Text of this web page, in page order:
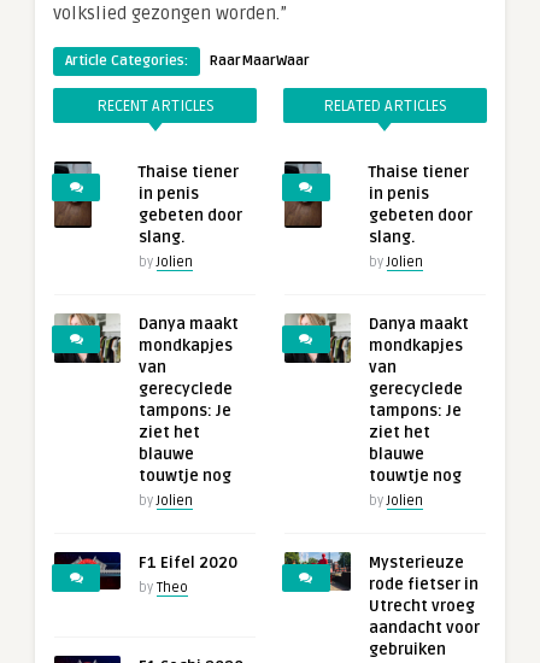
volkslied gezongen worden.”
Article Categories: RaarMaarWaar
RECENT ARTICLES
Thaise tiener
in penis
gebeten door
slang.
byJolien
Danya maakt
mondkapjes
van
gerecyclede
tampons: Je
ziet het
blauwe
touwtje nog
byJolien
F1 Eifel 2020
by Theo
RELATED ARTICLES
Thaise tiener
in penis
gebeten door
slang.
byJolien
Danya maakt
mondkapjes
van
gerecyclede
tampons: Je
ziet het
blauwe
touwtje nog
byJolien
Mysterieuze
rode fietser in
Utrecht vroeg
aandacht voor
gebruiken